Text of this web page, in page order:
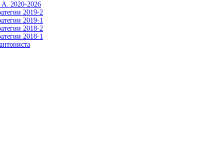
2020-2026
2019-2
2019-1
2018-2
2018-1